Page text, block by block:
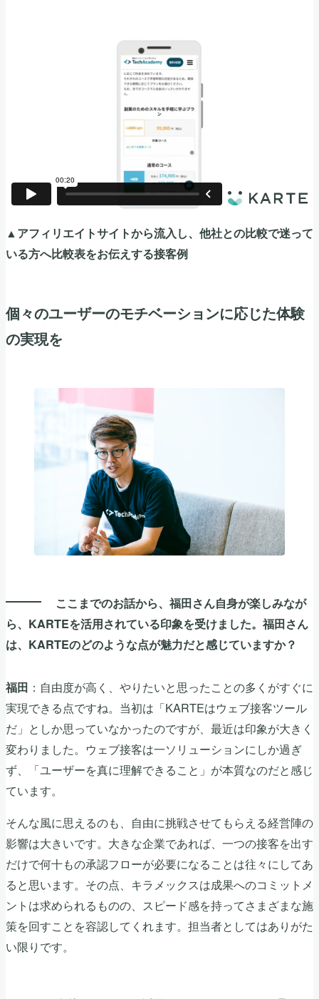
▲アフィリエイトサイトから流入し、他社との比較で迷って
いる方へ比較表をお伝えする接客例
個々のユーザーのモチベーションに応じた体験
の実現を
ここまでのお話から、福田さん自身が楽しみなが
ら、KARTEを活用されている印象を受けました。福田さん
は、KARTEのどのような点が魅力だと感じていますか？
福田 ：自由度が高く、やりたいと思ったことの多くがすぐに
実現できる点ですね。当初は「KARTEはウェブ接客ツール
だ」としか思っていなかったのですが、最近は印象が大きく
変わりました。ウェブ接客は一ソリューションにしか過ぎ
ず、「ユーザーを真に理解できること」が本質なのだと感じ
ています。
そんな風に思えるのも、自由に挑戦させてもらえる経営陣の
影響は大きいです。大きな企業であれば、一つの接客を出す
だけで何十もの承認フローが必要になることは往々にしてあ
ると思います。その点、キラメックスは成果へのコミットメ
ントは求められるものの、スピード感を持ってさまざまな施
策を回すことを容認してくれます。担当者としてはありがた
い限りです。